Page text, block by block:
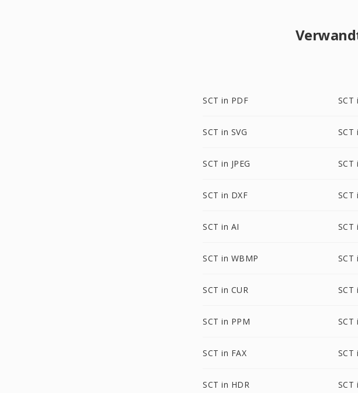
SCT in PDF SCT
SCT in SVG SCT
SCT in JPEG SCT
SCT in DXF SCT
SCT in AI SCT
SCT in WBMP SCT
SCT in CUR SCT
SCT in PPM SCT
SCT in FAX SCT
SCT in HDR SCT